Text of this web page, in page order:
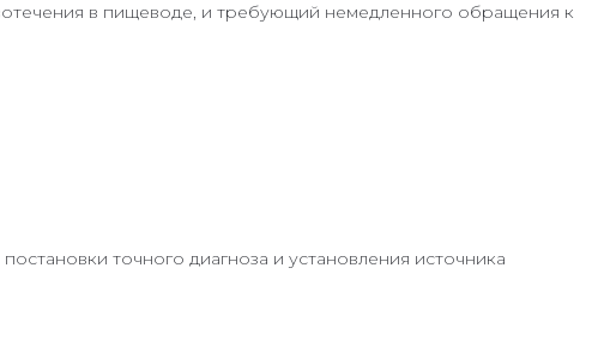
в пищеводе, и требующий немедленного обращения к
точного диагноза и установления источника